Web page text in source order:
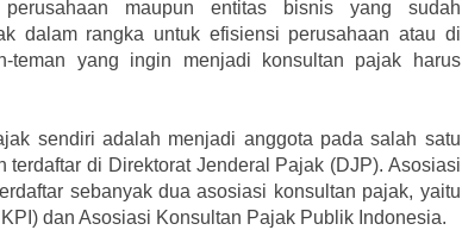
maupun entitas bisnis yang sudah
dalam rangka untuk efisiensi perusahaan atau di
teman yang ingin menjadi konsultan pajak harus
sendiri adalah menjadi anggota pada salah satu
di Direktorat Jenderal Pajak (DJP). Asosiasi
sebanyak dua asosiasi konsultan pajak, yaitu
dan Asosiasi Konsultan Pajak Publik Indonesia.